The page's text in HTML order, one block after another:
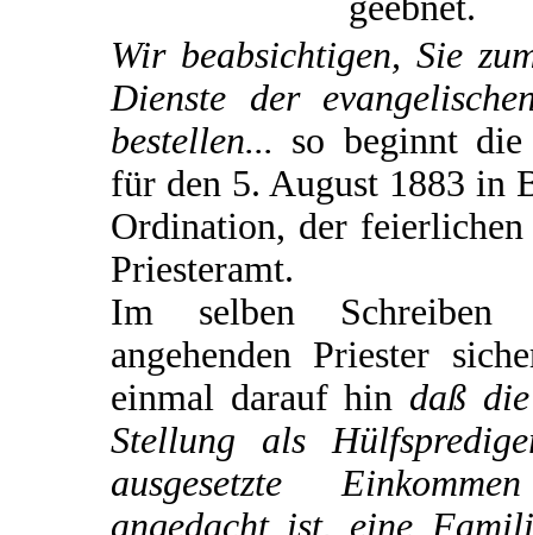
Wir beabsichtigen, Sie
Dienste der
bestellen... so beginnt
für den 5. August 1883 in
Ordination, der
Priesteramt.
Im selben
angehenden Priester
einmal darauf hin daß
Stellung als
ausgesetzte
angedacht ist, eine